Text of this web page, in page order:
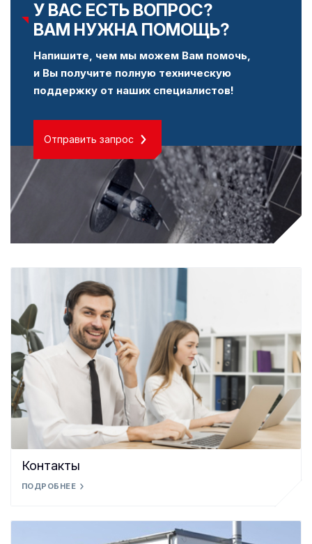
У ВАС ЕСТЬ ВОПРОС?
ВАМ НУЖНА ПОМОЩЬ?
Напишите, чем мы можем Вам помочь,
и Вы получите полную техническую
поддержку от наших специалистов!
Отправить запрос
Контакты
ПОДРОБНЕЕ